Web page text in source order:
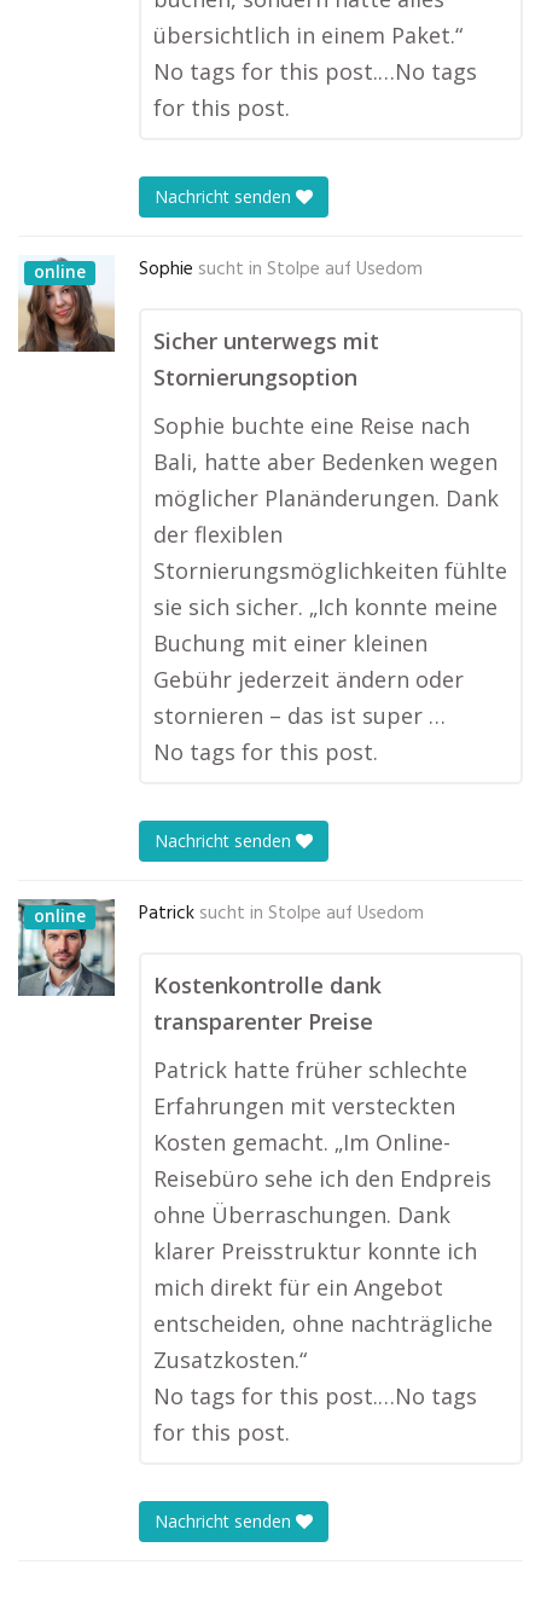
übersichtlich in einem Paket.“
No tags for this post.…No tags
for this post.
Nachricht senden
online Sophie sucht in Stolpe auf Usedom
Sicher unterwegs mit
Stornierungsoption
Sophie buchte eine Reise nach
Bali, hatte aber Bedenken wegen
möglicher Planänderungen. Dank
der flexiblen
Stornierungsmöglichkeiten fühlte
sie sich sicher. „Ich konnte meine
Buchung mit einer kleinen
Gebühr jederzeit ändern oder
stornieren – das ist super …
No tags for this post.
Nachricht senden
online Patrick sucht in Stolpe auf Usedom
Kostenkontrolle dank
transparenter Preise
Patrick hatte früher schlechte
Erfahrungen mit versteckten
Kosten gemacht. „Im Online-
Reisebüro sehe ich den Endpreis
ohne Überraschungen. Dank
klarer Preisstruktur konnte ich
mich direkt für ein Angebot
entscheiden, ohne nachträgliche
Zusatzkosten.“
No tags for this post.…No tags
for this post.
Nachricht senden